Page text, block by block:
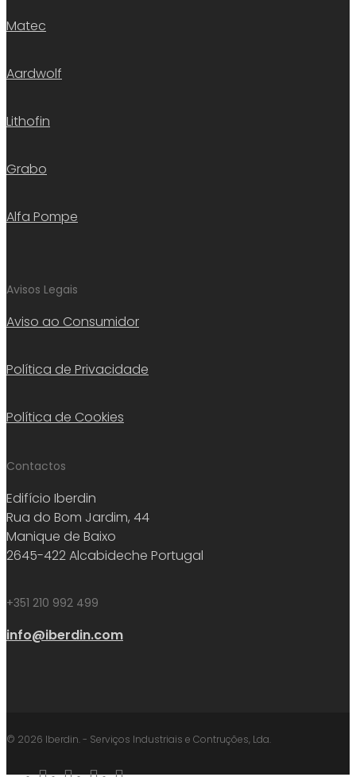
Matec
Aardwolf
Lithofin
Grabo
Alfa Pompe
Avisos Legais
Aviso ao Consumidor
Política de Privacidade
Política de Cookies
Contactos
Edifício Iberdin
Rua do Bom Jardim, 44
Manique de Baixo
2645-422 Alcabideche Portugal
+351 210 992 499
info@iberdin.com
© 2026 Iberdin. - Serviços Industriais e Contruções, Lda.